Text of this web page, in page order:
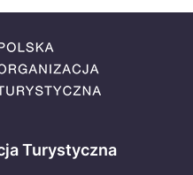
Turystyczna